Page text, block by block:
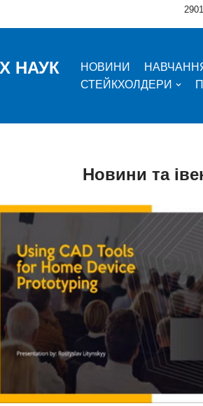
НАУК НОВИНИ
СТЕЙКХОЛДЕРИ
Новини та